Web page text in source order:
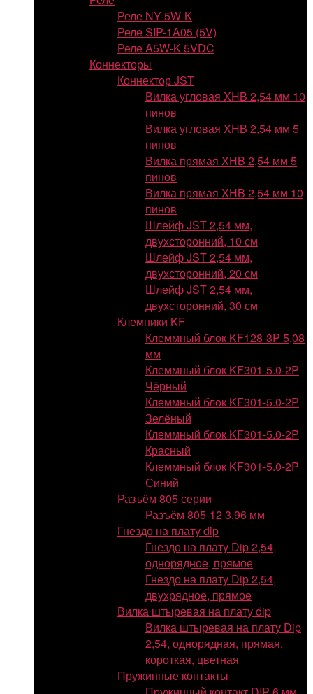
Реле NY-5W-K
Реле SIP-1A05 (5V)
Реле A5W-K 5VDC
Коннекторы
Коннектор JST
Вилка угловая XHB 2,54 мм 10
пинов
Вилка угловая XHB 2,54 мм 5
пинов
Вилка прямая XHB 2,54 мм 5
пинов
Вилка прямая XHB 2,54 мм 10
пинов
Шлейф JST 2,54 мм,
двухсторонний, 10 см
Шлейф JST 2,54 мм,
двухсторонний, 20 см
Шлейф JST 2,54 мм,
двухсторонний, 30 см
Клемники KF
Клеммный блок KF128-3P 5,08
мм
Клеммный блок KF301-5.0-2P
Чёрный
Клеммный блок KF301-5.0-2P
Зелёный
Клеммный блок KF301-5.0-2P
Красный
Клеммный блок KF301-5.0-2P
Синий
Разъём 805 серии
Разъём 805-12 3,96 мм
Гнездо на плату dip
Гнездо на плату Dip 2,54,
однорядное, прямое
Гнездо на плату Dip 2,54,
двухрядное, прямое
Вилка штыревая на плату dip
Вилка штыревая на плату Dip
2,54, однорядная, прямая,
короткая, цветная
Пружинные контакты